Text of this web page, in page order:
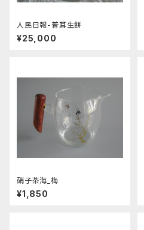
人民日報-普耳生餅
¥25,000
硝子茶海_梅
¥1,850